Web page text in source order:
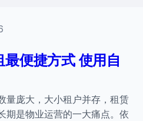
便捷方式 使用自
量庞大，大小租户并存，租赁
期是物业运营的一大痛点。依